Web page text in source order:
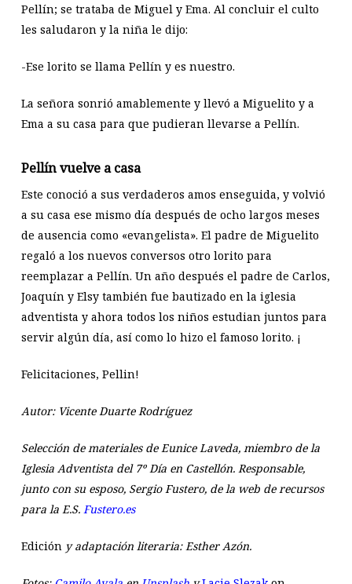
Pellín; se trataba de Miguel y Ema. Al concluir el culto
les saludaron y la niña le dijo:
-Ese lorito se llama Pellín y es nuestro.
La señora sonrió amablemente y llevó a Miguelito y a
Ema a su casa para que pudieran llevarse a Pellín.
Pellín vuelve a casa
Este conoció a sus verdaderos amos enseguida, y volvió
a su casa ese mismo día después de ocho largos meses
de ausencia como «evangelista». El padre de Miguelito
regaló a los nuevos conversos otro lorito para
reemplazar a Pellín. Un año después el padre de Carlos,
Joaquín y Elsy también fue bautizado en la iglesia
adventista y ahora todos los niños estudian juntos para
servir algún día, así como lo hizo el famoso lorito. ¡
Felicitaciones, Pellin!
Autor: Vicente Duarte Rodríguez
Selección de materiales de Eunice Laveda, miembro de la
Iglesia Adventista del 7º Día en Castellón. Responsable,
junto con su esposo, Sergio Fustero, de la web de recursos
para la E.S. Fustero.es
Edicióny adaptación literaria: Esther Azón.